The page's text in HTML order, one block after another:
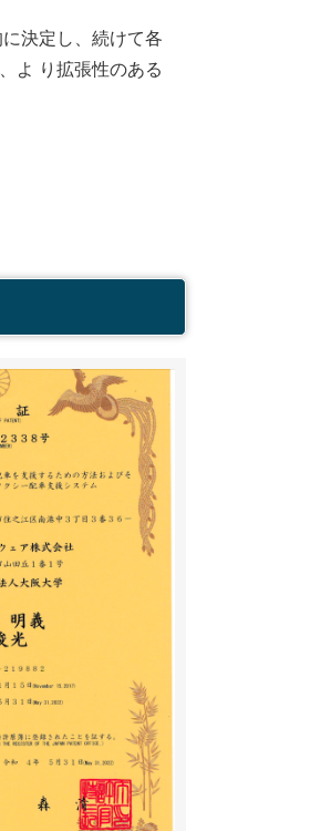
決定し、続けて各
よ り拡張性のある